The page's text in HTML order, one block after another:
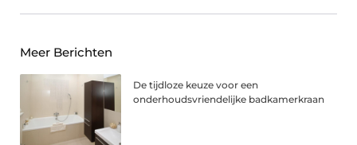
Meer Berichten
De tijdloze keuze voor een
onderhoudsvriendelijke badkamerkraan